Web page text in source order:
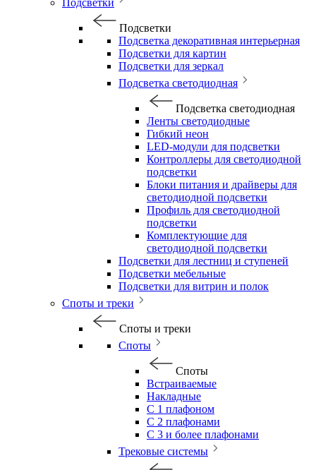
Подсветки
Подсветки
Подсветка декоративная интерьерная
Подсветки для картин
Подсветки для зеркал
Подсветка светодиодная
Подсветка светодиодная
Ленты светодиодные
Гибкий неон
LED-модули для подсветки
Контроллеры для светодиодной
подсветки
Блоки питания и драйверы для
светодиодной подсветки
Профиль для светодиодной
подсветки
Комплектующие для
светодиодной подсветки
Подсветки для лестниц и ступеней
Подсветки мебельные
Подсветки для витрин и полок
Споты и треки
Споты и треки
Споты
Споты
Встраиваемые
Накладные
С 1 плафоном
С 2 плафонами
С 3 и более плафонами
Трековые системы